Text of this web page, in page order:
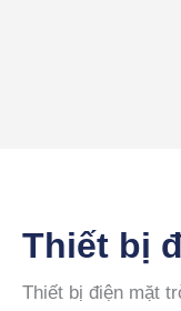
Thiết bị
Thiết bị điện mặt